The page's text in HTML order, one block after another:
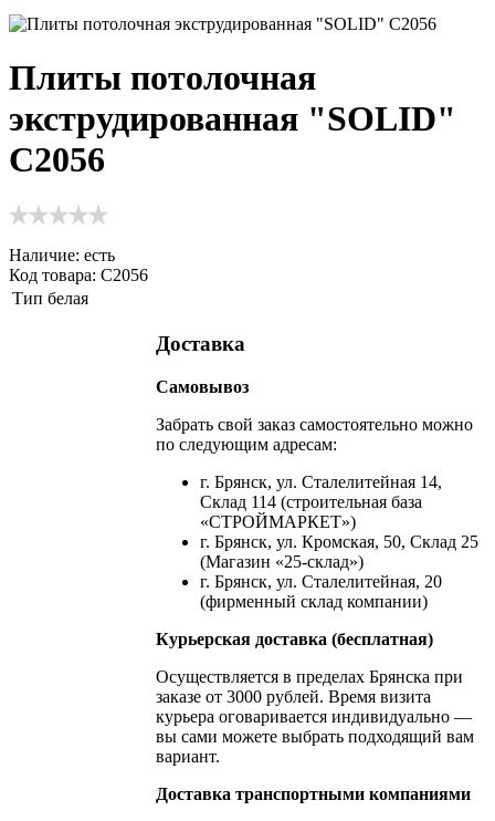
Плиты потолочная
экструдированная "SOLID"
С2056
Наличие: есть
Код товара: С2056
Тип белая
Доставка
Самовывоз
Забрать свой заказ самостоятельно можно
по следующим адресам:
г. Брянск, ул. Сталелитейная 14,
Склад 114 (строительная база
«СТРОЙМАРКЕТ»)
г. Брянск, ул. Кромская, 50, Склад 25
(Магазин «25-склад»)
г. Брянск, ул. Сталелитейная, 20
(фирменный склад компании)
Курьерская доставка (бесплатная)
Осуществляется в пределах Брянска при
заказе от 3000 рублей. Время визита
курьера оговаривается индивидуально —
вы сами можете выбрать подходящий вам
вариант.
Доставка транспортными компаниями